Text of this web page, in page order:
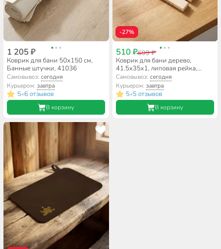
1 205 ₽
Коврик для бани 50х150 см,
Банные штучки, 41036
Самовывоз:сегодня
Курьером:завтра
5•6 отзывов
В корзину
-27%
510 ₽699 ₽
Коврик для бани дерево,
41.5х35х1, липовая рейка,
Банные штучки, 32134
Самовывоз: сегодня
Курьером: завтра
5•5 отзывов
В корзину